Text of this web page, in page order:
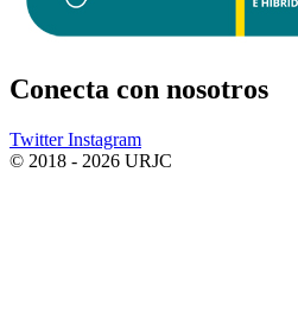
Conecta con nosotros
Twitter Instagram
© 2018 - 2026 URJC